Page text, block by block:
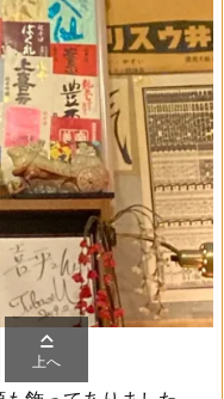

上へ